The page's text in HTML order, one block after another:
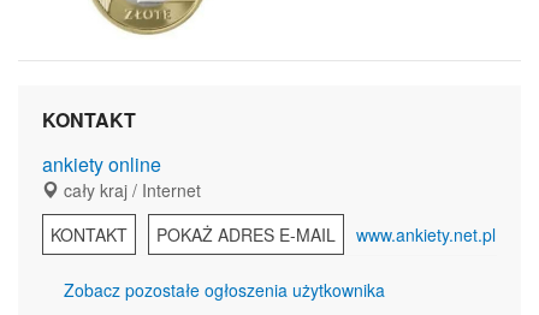
KONTAKT
ankiety online
cały kraj / Internet
KONTAKT
POKAŻ ADRES E-MAIL www.ankiety.net.pl
Zobacz pozostałe ogłoszenia użytkownika